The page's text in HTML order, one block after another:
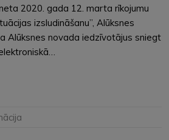
2020. gada 12. marta rīkojumu
izsludināšanu”, Alūksnes
Alūksnes novada iedzīvotājus sniegt